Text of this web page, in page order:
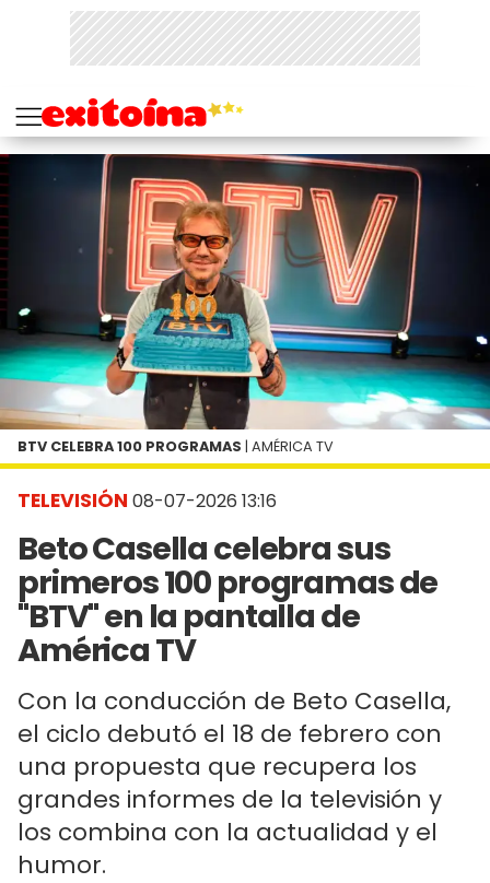
TELEVISIÓN 08-07-2026 13:16
Beto Casella celebra sus
primeros 100 programas de
"BTV" en la pantalla de
América TV
Con la conducción de Beto Casella,
el ciclo debutó el 18 de febrero con
una propuesta que recupera los
grandes informes de la televisión y
los combina con la actualidad y el
humor.
BTV CELEBRA 100 PROGRAMAS | AMÉRICA TV